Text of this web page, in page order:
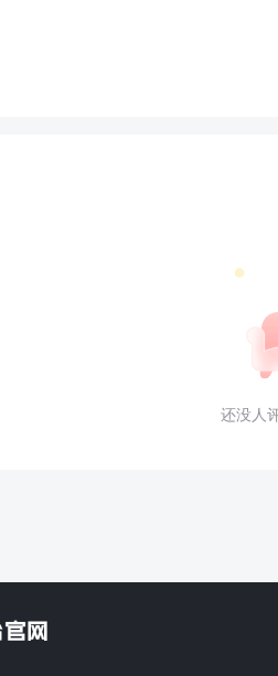
还没人